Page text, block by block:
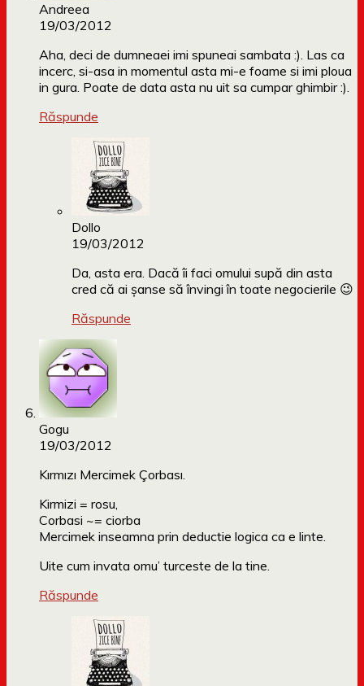
Andreea
19/03/2012
Aha, deci de dumneaei imi spuneai sambata :). Las ca
incerc, si-asa in momentul asta mi-e foame si imi ploua
in gura. Poate de data asta nu uit sa cumpar ghimbir :).
Răspunde
Dollo
19/03/2012
Da, asta era. Dacă îi faci omului supă din asta
cred că ai șanse să învingi în toate negocierile 😉
Răspunde
Gogu
19/03/2012
Kırmızı Mercimek Çorbası.
Kirmizi = rosu,
Corbasi ~= ciorba
Mercimek inseamna prin deductie logica ca e linte.
Uite cum invata omu’ turceste de la tine.
Răspunde